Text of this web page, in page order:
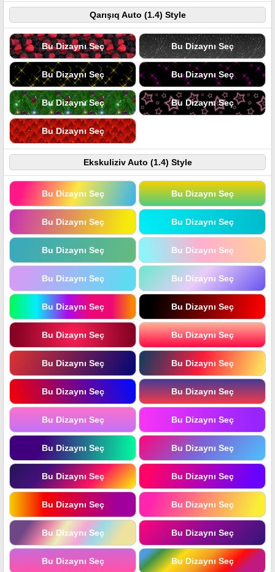
Qarışıq Auto (1.4) Style
Bu Dizaynı Seç Bu Dizaynı Seç
Bu Dizaynı Seç Bu Dizaynı Seç
Bu Dizaynı Seç Bu Dizaynı Seç
Bu Dizaynı Seç
Ekskuliziv Auto (1.4) Style
Bu Dizaynı Seç Bu Dizaynı Seç
Bu Dizaynı Seç Bu Dizaynı Seç
Bu Dizaynı Seç Bu Dizaynı Seç
Bu Dizaynı Seç Bu Dizaynı Seç
Bu Dizaynı Seç Bu Dizaynı Seç
Bu Dizaynı Seç Bu Dizaynı Seç
Bu Dizaynı Seç Bu Dizaynı Seç
Bu Dizaynı Seç Bu Dizaynı Seç
Bu Dizaynı Seç Bu Dizaynı Seç
Bu Dizaynı Seç Bu Dizaynı Seç
Bu Dizaynı Seç Bu Dizaynı Seç
Bu Dizaynı Seç Bu Dizaynı Seç
Bu Dizaynı Seç Bu Dizaynı Seç
Bu Dizaynı Seç Bu Dizaynı Seç